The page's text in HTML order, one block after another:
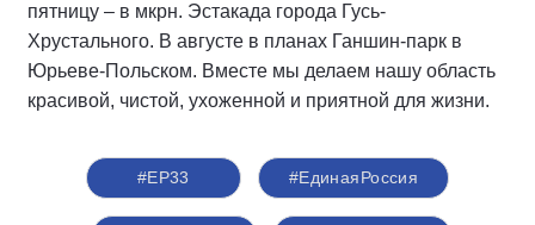
пятницу – в мкрн. Эстакада города Гусь-
Хрустального. В августе в планах Ганшин-парк в
Юрьеве-Польском. Вместе мы делаем нашу область
красивой, чистой, ухоженной и приятной для жизни.
#ЕР33 #‎ЕдинаяРоссия